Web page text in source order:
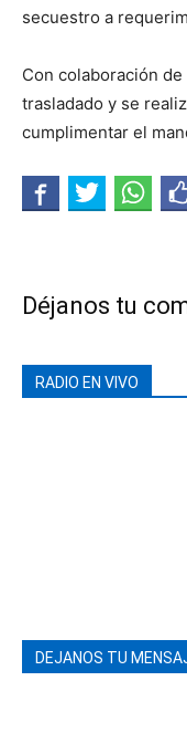
secuestro a
Con colaboración
trasladado y se
cumplimentar el
Déjanos tu
RADIO EN VIVO
DEJANOS TU